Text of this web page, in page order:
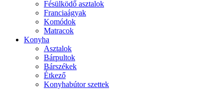
Fésülködő asztalok
Franciaágyak
Komódok
Matracok
Konyha
Asztalok
Bárpultok
Bárszékek
Étkező
Konyhabútor szettek